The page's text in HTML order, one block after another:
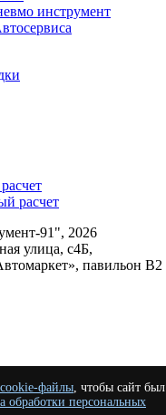
инструмент
91", 2026
улица, с4Б,
павильон В2
cookie-файлы, чтобы сайт был
обработки персональных